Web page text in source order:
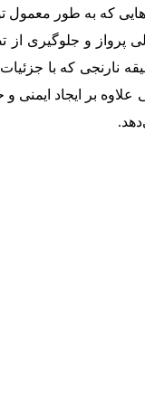
که به طور
و جلوگیری از
که با
بر ایجاد